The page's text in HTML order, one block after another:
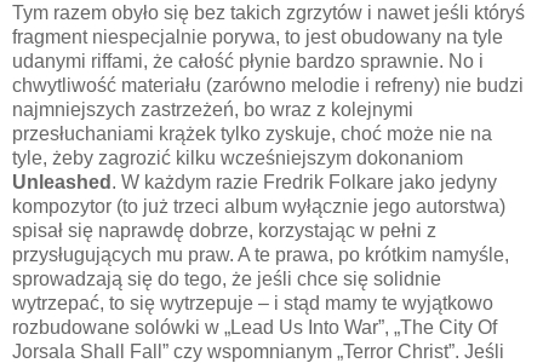
Tym razem obyło się bez takich zgrzytów i nawet jeśli któryś
fragment niespecjalnie porywa, to jest obudowany na tyle
udanymi riffami, że całość płynie bardzo sprawnie. No i
chwytliwość materiału (zarówno melodie i refreny) nie budzi
najmniejszych zastrzeżeń, bo wraz z kolejnymi
przesłuchaniami krążek tylko zyskuje, choć może nie na
tyle, żeby zagrozić kilku wcześniejszym dokonaniom
Unleashed . W każdym razie Fredrik Folkare jako jedyny
kompozytor (to już trzeci album wyłącznie jego autorstwa)
spisał się naprawdę dobrze, korzystając w pełni z
przysługujących mu praw. A te prawa, po krótkim namyśle,
sprowadzają się do tego, że jeśli chce się solidnie
wytrzepać, to się wytrzepuje – i stąd mamy te wyjątkowo
rozbudowane solówki w „Lead Us Into War”, „The City Of
Jorsala Shall Fall” czy wspomnianym „Terror Christ”. Jeśli